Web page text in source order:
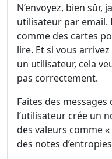
N’envoyez, bien sûr,
utilisateur par email.
comme des cartes
lire. Et si vous
un utilisateur, cela
pas correctement.
Faites des
l’utilisateur crée un
des valeurs comme
des notes